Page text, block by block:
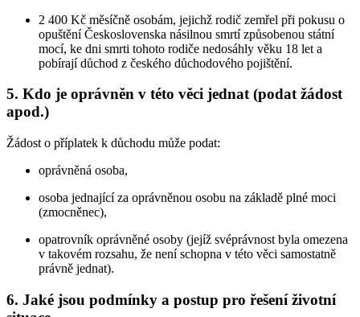
2 400 Kč měsíčně osobám, jejichž rodič zemřel při pokusu o
opuštění Československa násilnou smrtí způsobenou státní
mocí, ke dni smrti tohoto rodiče nedosáhly věku 18 let a
pobírají důchod z českého důchodového pojištění.
5. Kdo je oprávněn v této věci jednat (podat žádost
apod.)
Žádost o příplatek k důchodu může podat:
oprávněná osoba,
osoba jednající za oprávněnou osobu na základě plné moci
(zmocněnec),
opatrovník oprávněné osoby (jejíž svéprávnost byla omezena
v takovém rozsahu, že není schopna v této věci samostatně
právně jednat).
6. Jaké jsou podmínky a postup pro řešení životní